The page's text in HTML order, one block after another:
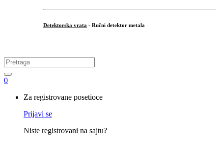
Detektorska vrata - Ručni detektor metala
Search
for:
0
Za registrovane posetioce
Prijavi se
Niste registrovani na sajtu?